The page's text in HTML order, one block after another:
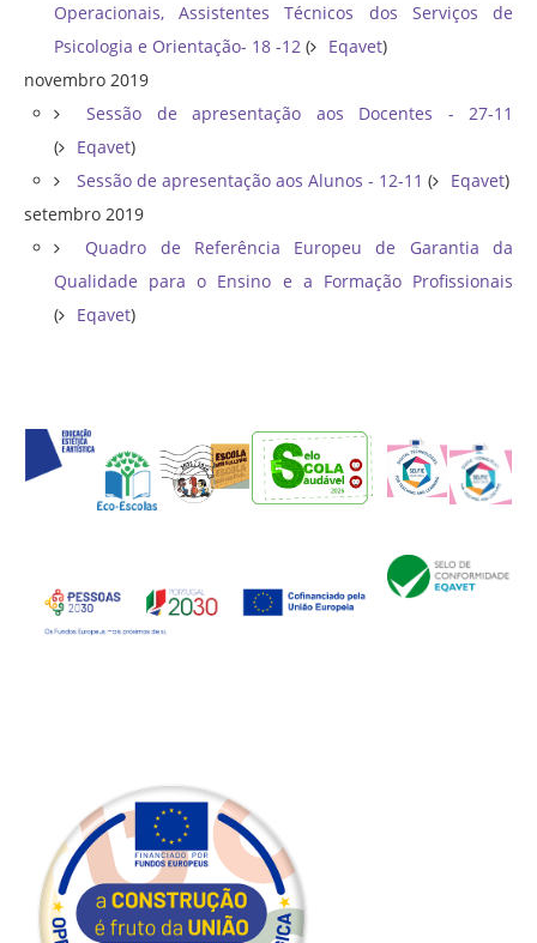
Operacionais, Assistentes Técnicos dos Serviços de
Psicologia e Orientação- 18 -12 ( Eqavet)
novembro 2019
Sessão de apresentação aos Docentes - 27-11
(
Eqavet)
Sessão de apresentação aos Alunos - 12-11 ( Eqavet)
setembro 2019
Quadro de Referência Europeu de Garantia da
Qualidade para o Ensino e a Formação Profissionais
(
Eqavet)